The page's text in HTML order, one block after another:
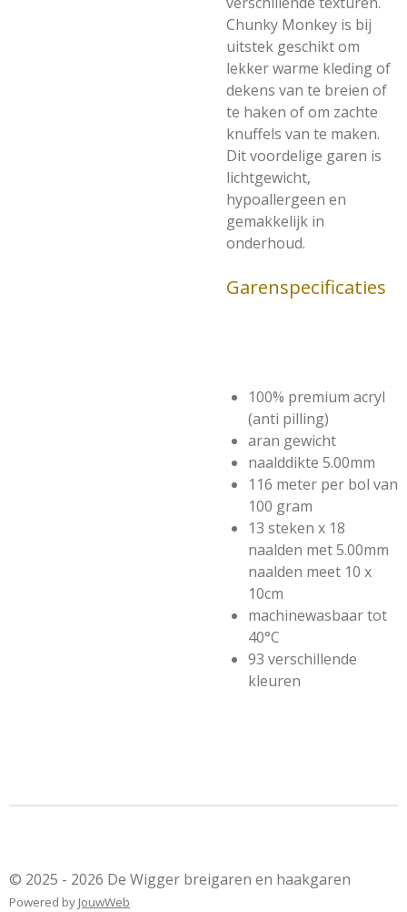
Chunky Monkey is bij
uitstek geschikt om
lekker warme kleding of
dekens van te breien of
te haken of om zachte
knuffels van te maken.
Dit voordelige garen is
lichtgewicht,
hypoallergeen en
gemakkelijk in
onderhoud.
Garenspecificaties
100% premium acryl
(anti pilling)
aran gewicht
naalddikte 5.00mm
116 meter per bol van
100 gram
13 steken x 18
naalden met 5.00mm
naalden meet 10 x
10cm
machinewasbaar tot
40°C
93 verschillende
kleuren
© 2025 - 2026 De Wigger breigaren en haakgaren
Powered by JouwWeb